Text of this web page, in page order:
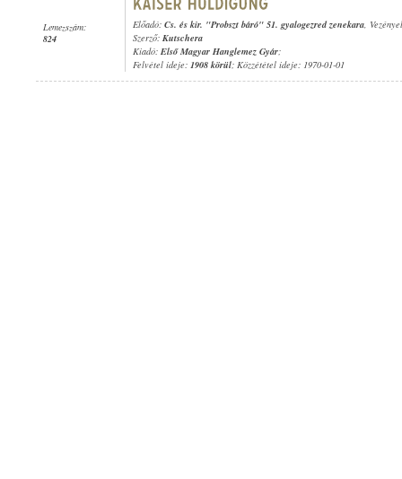
Lemezszám:
824
Előadó: Cs. és kir. "Probszt báró" 51. gyalogezred zenekara,
Szerző: Kutschera
Kiadó: Első Magyar Hanglemez Gyár;
Felvétel ideje: 1908 körül; Közzététel ideje: 1970-01-01